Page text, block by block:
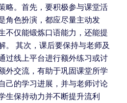
略。首先，要积极参与课堂活
角色扮演，都应尽量主动发
不仅能锻炼口语能力，还能提
。 其次，课后要保持与老师及
过线上平台进行额外练习或讨
外交流，有助于巩固课堂所学
己的学习进展，并与老师讨论
生保持动力并不断提升流利